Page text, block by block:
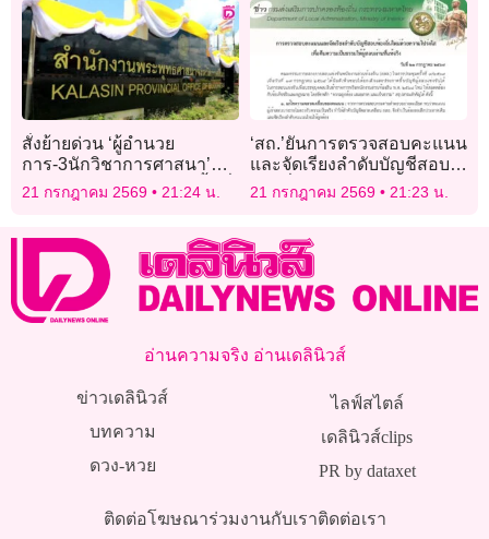
สั่งย้ายด่วน ‘ผู้อำนวย
การ-3นักวิชาการศาสนา’
พศจ.กาฬสินธุ์ ออกนอกพื้นที่
21 กรกฎาคม 2569 21:24 น.
‘สถ.’ยันการตรวจสอบคะแนน
และจัดเรียงลำดับบัญชีสอบ
ท้องถิ่นใหม่ โปร่งใส – คืน
ความเป็นธรรมให้ผู้สอบผ่าน
21 กรกฎาคม 2569 21:23 น.
อ่านความจริง อ่านเดลินิวส์
ข่าวเดลินิวส์
บทความ
ดวง-หวย
ไลฟ์สไตล์
เดลินิวส์clips
PR by dataxet
ติดต่อโฆษณาร่วมงานกับเราติดต่อเรา